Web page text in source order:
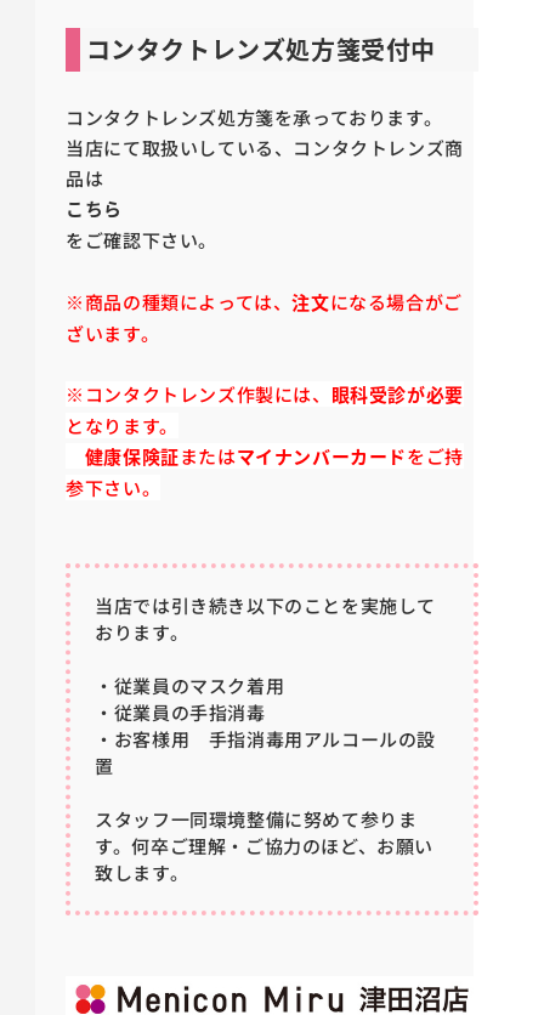
コンタクトレンズ処方箋受付中
コンタクトレンズ処方箋を承っております。
当店にて取扱いしている、コンタクトレンズ商
品は
こちら
をご確認下さい。
※商品の種類によっては、注文になる場合がご
ざいます。
※コンタクトレンズ作製には、 眼科受診が必要
となります。
健康保険証またはマイナンバーカードをご持
参下さい。
当店では引き続き以下のことを実施して
おります。
・従業員のマスク着用
・従業員の手指消毒
・お客様用 手指消毒用アルコールの設
置
スタッフ一同環境整備に努めて参りま
す。何卒ご理解・ご協力のほど、お願い
致します。